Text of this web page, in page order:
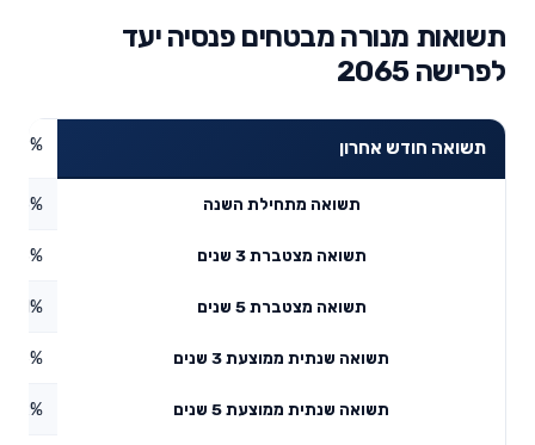
תשואות מנורה מבטחים פנסיה יעד
לפרישה 2065
תשואה חודש אחרון
תשואה מתחילת השנה
תשואה מצטברת 3 שנים
תשואה מצטברת 5 שנים
תשואה שנתית ממוצעת 3 שנים
תשואה שנתית ממוצעת 5 שנים